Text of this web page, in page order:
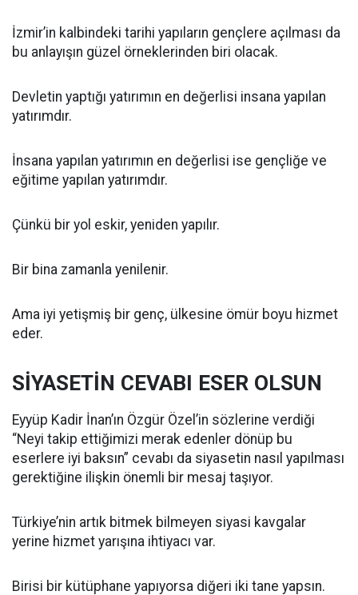
İzmir’in kalbindeki tarihi yapıların gençlere açılması da
bu anlayışın güzel örneklerinden biri olacak.
Devletin yaptığı yatırımın en değerlisi insana yapılan
yatırımdır.
İnsana yapılan yatırımın en değerlisi ise gençliğe ve
eğitime yapılan yatırımdır.
Çünkü bir yol eskir, yeniden yapılır.
Bir bina zamanla yenilenir.
Ama iyi yetişmiş bir genç, ülkesine ömür boyu hizmet
eder.
SİYASETİN CEVABI ESER OLSUN
Eyyüp Kadir İnan’ın Özgür Özel’in sözlerine verdiği
“Neyi takip ettiğimizi merak edenler dönüp bu
eserlere iyi baksın” cevabı da siyasetin nasıl yapılması
gerektiğine ilişkin önemli bir mesaj taşıyor.
Türkiye’nin artık bitmek bilmeyen siyasi kavgalar
yerine hizmet yarışına ihtiyacı var.
Birisi bir kütüphane yapıyorsa diğeri iki tane yapsın.